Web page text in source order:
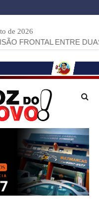
de 2026
ENTRE DUAS FIAT